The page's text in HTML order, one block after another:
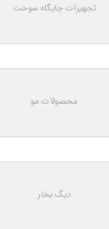
تجهیزات جایگاه سوخت
محصولات مو
دیگ بخار